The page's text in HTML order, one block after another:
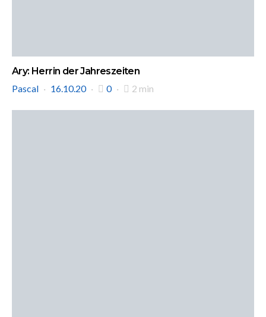
Ary: Herrin der Jahreszeiten
Pascal
16.10.20 0 2 min